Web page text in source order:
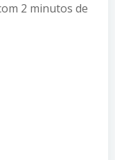
2 minutos de